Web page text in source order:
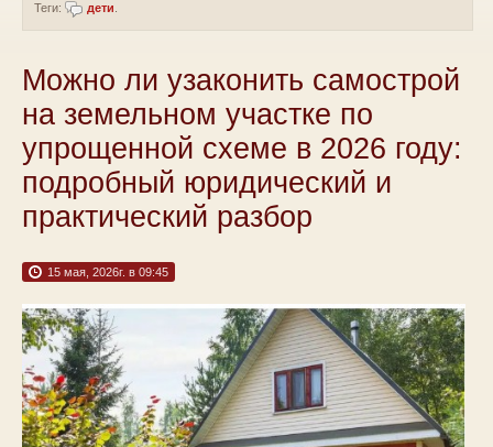
Теги:
дети
Можно ли узаконить самострой
на земельном участке по
упрощенной схеме в 2026 году:
подробный юридический и
практический разбор
15 мая, 2026г. в 09:45